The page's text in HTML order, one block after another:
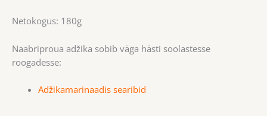
Netokogus: 180g
Naabriproua adžika sobib väga hästi soolastesse
roogadesse:
Adžikamarinaadis searibid